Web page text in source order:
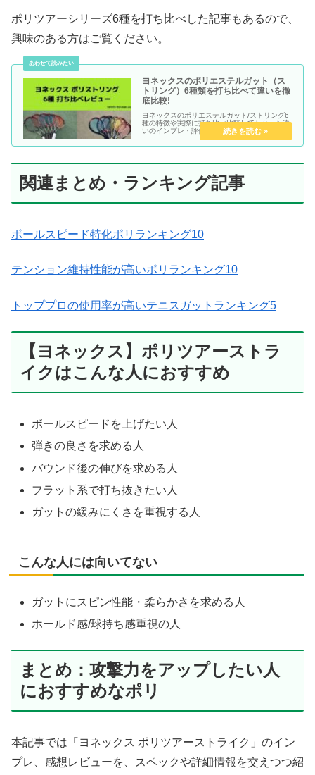
ポリツアーシリーズ6種を打ち比べした記事もあるので、
興味のある方はご覧ください。
ヨネックスのポリエステルガット（ス
トリング）6種類を打ち比べて違いを徹
底比較!
ヨネックスのポリエステルガット/ストリング6
種の特徴や実際に打ち比べ比較してわかった違
いのインプレ・評価・感想レビュー記事です。
関連まとめ・ランキング記事
ボールスピード特化ポリランキング10
テンション維持性能が高いポリランキング10
トッププロの使用率が高いテニスガットランキング5
【ヨネックス】ポリツアーストラ
イクはこんな人におすすめ
ボールスピードを上げたい人
弾きの良さを求める人
バウンド後の伸びを求める人
フラット系で打ち抜きたい人
ガットの緩みにくさを重視する人
こんな人には向いてない
ガットにスピン性能・柔らかさを求める人
ホールド感/球持ち感重視の人
まとめ：攻撃力をアップしたい人
におすすめなポリ
本記事では「ヨネックス ポリツアーストライク」のイン
プレ、感想レビューを、スペックや詳細情報を交えつつ紹